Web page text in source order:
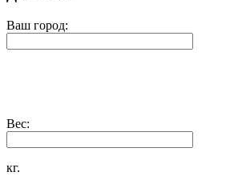
Ваш город:
Вес:
кг.